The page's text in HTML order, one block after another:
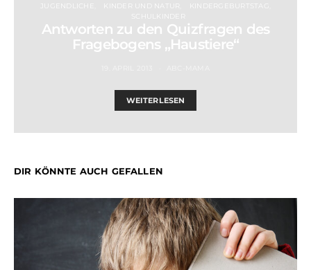
JUGENDLICHE KINDER UND NATUR
KINDERGEBURTSTAG
SCHULKINDER
Antworten zu den Quizfragen des
Fragebogens „Haustiere“
WEITERLESEN
DIR KÖNNTE AUCH GEFALLEN